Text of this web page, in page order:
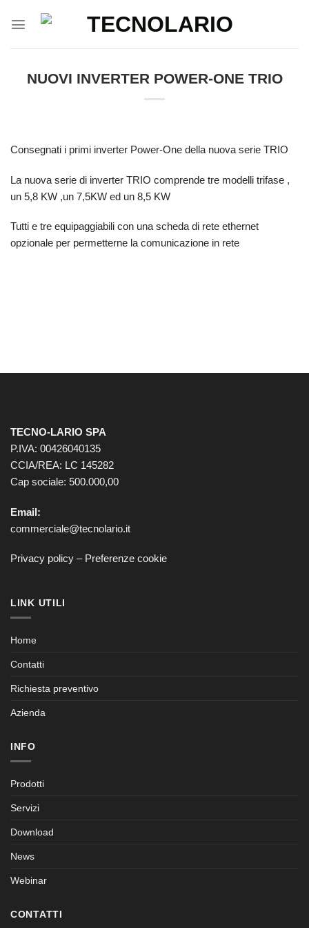
NUOVI INVERTER POWER-ONE TRIO
Consegnati i primi inverter Power-One della nuova serie TRIO
La nuova serie di inverter TRIO comprende tre modelli trifase ,
un 5,8 KW ,un 7,5KW ed un 8,5 KW
Tutti e tre equipaggiabili con una scheda di rete ethernet
opzionale per permetterne la comunicazione in rete
TECNO-LARIO SPA
P.IVA: 00426040135
CCIA/REA: LC 145282
Cap sociale: 500.000,00
Email:
commerciale@tecnolario.it
Privacy policy – Preferenze cookie
LINK UTILI
Home
Contatti
Richiesta preventivo
Azienda
INFO
Prodotti
Servizi
Download
News
Webinar
CONTATTI